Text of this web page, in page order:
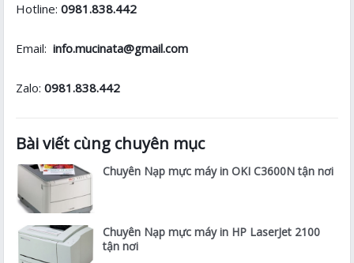
Hotline:0981.838.442
Email: info.mucinata@gmail.com
Zalo:0981.838.442
Bài viết cùng chuyên mục
Chuyên Nạp mực máy in OKI C3600N tận nơi
Chuyên Nạp mực máy in HP LaserJet 2100
tận nơi